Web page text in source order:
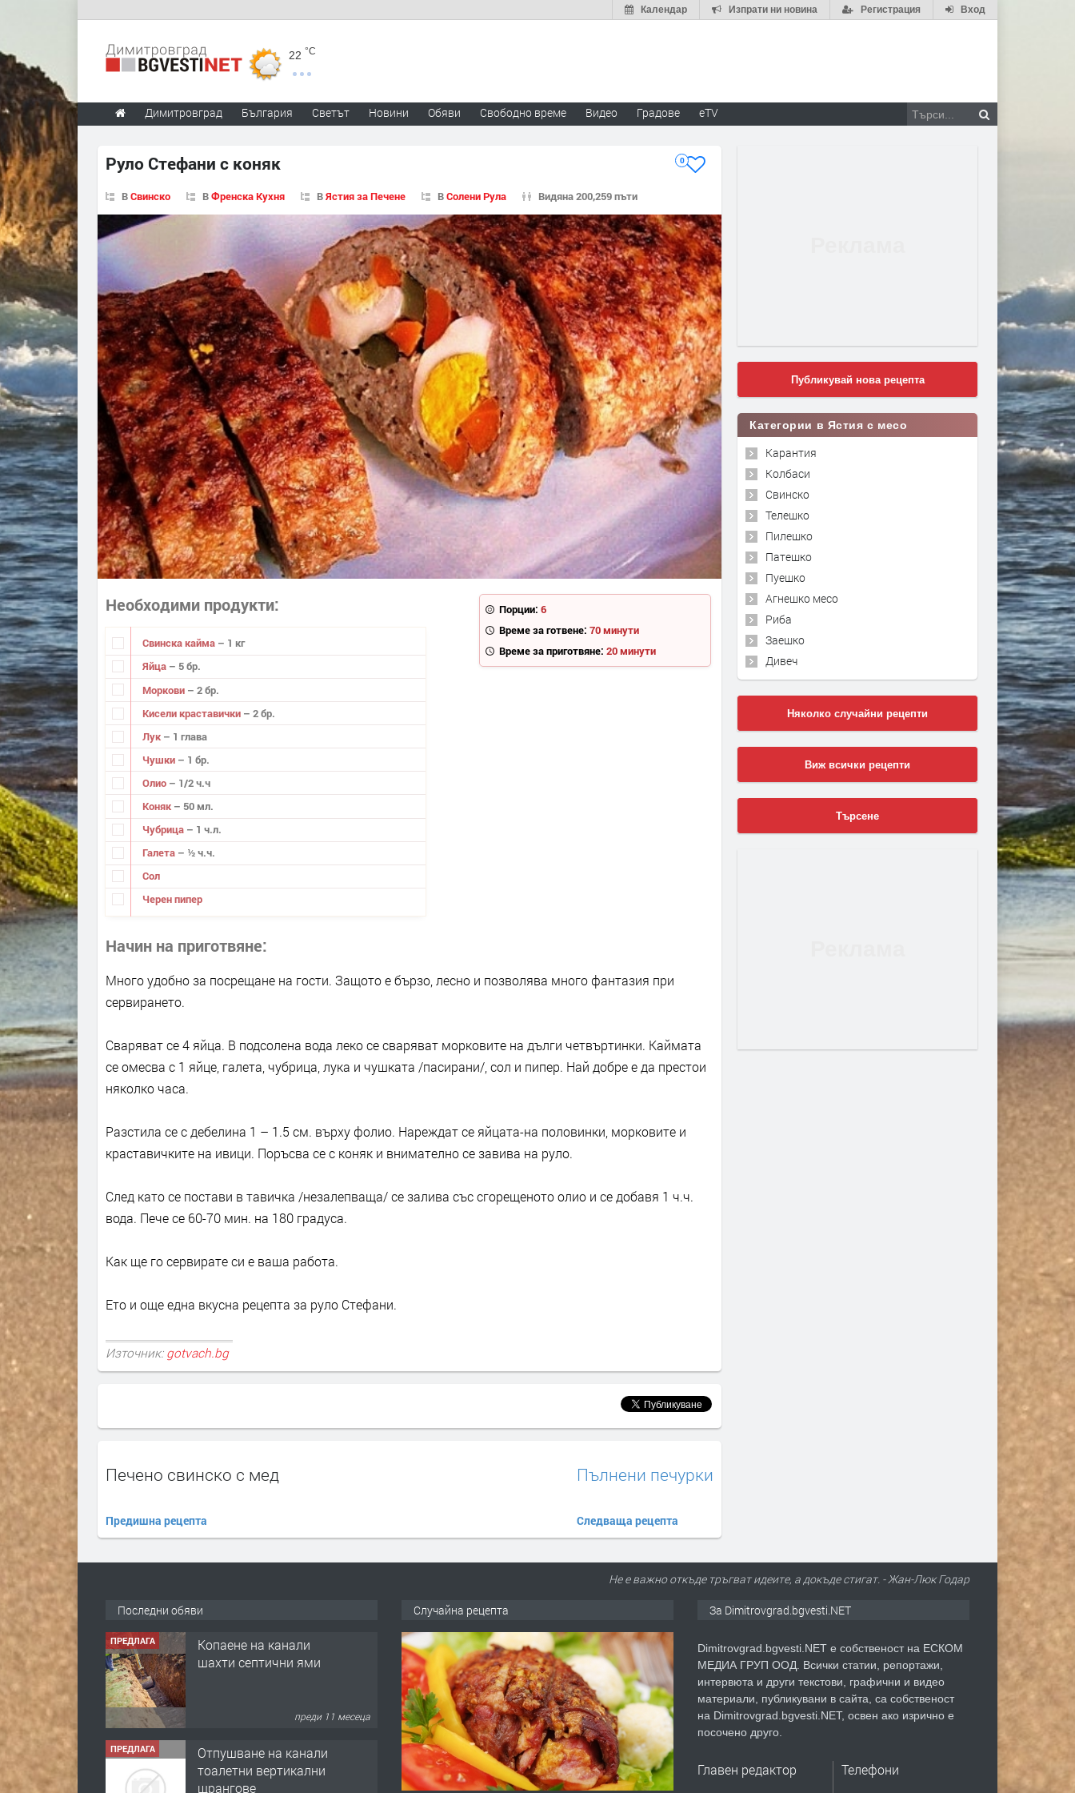
Вход
Регистрация
Изпрати ни новина
Календар
22 °C
Димитровград България Светът Новини Обяви Свободно време Видео Градове eTV
Руло Стефани с коняк 0
ВСвинско ВФренска Кухня ВЯстия за Печене ВСолени Рула Видяна 200,259 пъти
Порции: 6
Време за готвене: 70 минути
Време за приготвяне: 20 минути
Необходими продукти
Свинска кайма – 1 кг
Яйца – 5 бр.
Моркови – 2 бр.
Кисели краставички – 2 бр.
Лук – 1 глава
Чушки – 1 бр.
Олио – 1/2 ч.ч
Коняк – 50 мл.
Чубрица – 1 ч.л.
Галета – ½ ч.ч.
Сол
Черен пипер
Начин на приготвяне
Много удобно за посрещане на гости. Защото е бързо, лесно и позволява много фантазия при
сервирането.
Сваряват се 4 яйца. В подсолена вода леко се сваряват морковите на дълги четвъртинки. Каймата
се омесва с 1 яйце, галета, чубрица, лука и чушката /пасирани/, сол и пипер. Най добре е да престои
няколко часа.
Разстила се с дебелина 1 – 1.5 см. върху фолио. Нареждат се яйцата-на половинки, морковите и
краставичките на ивици. Поръсва се с коняк и внимателно се завива на руло.
След като се постави в тавичка /незалепваща/ се залива със сгорещеното олио и се добавя 1 ч.ч.
вода. Пече се 60-70 мин. на 180 градуса.
Как ще го сервирате си е ваша работа.
Ето и още една вкусна рецепта за руло Стефани.
Източник: gotvach.bg
Печено свинско с мед
Предишна рецепта
Пълнени печурки
Следваща рецепта
Публикувай нова рецепта
Категории в Ястия с месо
Карантия
Колбаси
Свинско
Телешко
Пилешко
Патешко
Пуешко
Агнешко месо
Риба
Заешко
Дивеч
Няколко случайни рецепти
Виж всички рецепти
Търсене
Не е важно откъде тръгват идеите, а докъде стигат. - Жан-Люк Годар
Последни обяви
ПРЕДЛАГА
Копаене на канали
шахти септични ями
преди 11 месеца
ПРЕДЛАГА
Отпушване на канали
тоалетни вертикални
щрангове
Случайна рецепта За Dimitrovgrad.bgvesti.NET
Dimitrovgrad.bgvesti.NET е собственост на ЕСКОМ
МЕДИА ГРУП ООД. Всички статии, репортажи,
интервюта и други текстови, графични и видео
материали, публикувани в сайта, са собственост
на Dimitrovgrad.bgvesti.NET, освен ако изрично е
посочено друго.
Главен редактор Телефони